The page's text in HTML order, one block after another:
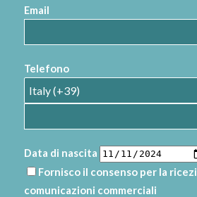
Email
Telefono
Data di nascita
Fornisco il consenso per la
comunicazioni commerciali